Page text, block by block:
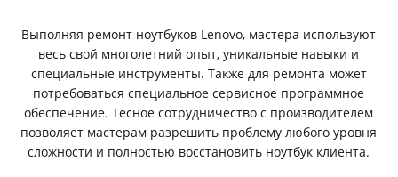
Выполняя ремонт ноутбуков Lenovo, мастера используют
весь свой многолетний опыт, уникальные навыки и
специальные инструменты. Также для ремонта может
потребоваться специальное сервисное программное
обеспечение. Тесное сотрудничество с производителем
позволяет мастерам разрешить проблему любого уровня
сложности и полностью восстановить ноутбук клиента.